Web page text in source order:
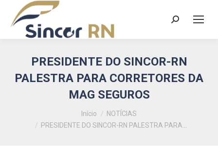
Search:
PRESIDENTE DO SINCOR-RN
PALESTRA PARA CORRETORES DA
MAG SEGUROS
Início
NOTÍCIAS
PRESIDENTE DO SINCOR-RN PALESTRA PARA…